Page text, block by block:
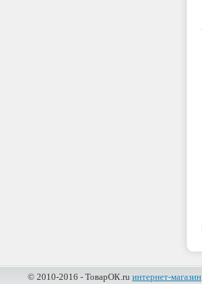
© 2010-2016 - ТоварОК.ru интернет-магазин